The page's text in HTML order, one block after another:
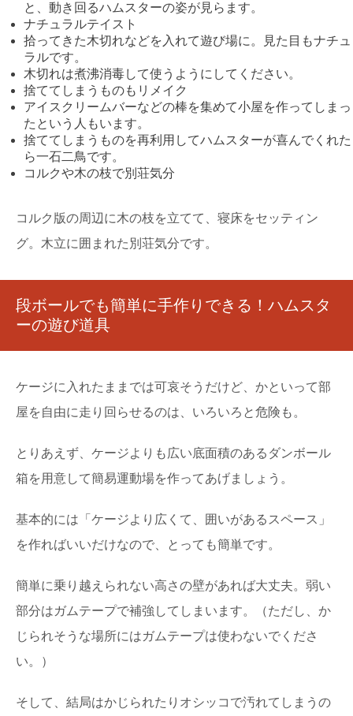
と、動き回るハムスターの姿が見らます。
ナチュラルテイスト
拾ってきた木切れなどを入れて遊び場に。見た目もナチュ
ラルです。
木切れは煮沸消毒して使うようにしてください。
捨ててしまうものもリメイク
アイスクリームバーなどの棒を集めて小屋を作ってしまっ
たという人もいます。
捨ててしまうものを再利用してハムスターが喜んでくれた
ら一石二鳥です。
コルクや木の枝で別荘気分
コルク版の周辺に木の枝を立てて、寝床をセッティン
グ。木立に囲まれた別荘気分です。
段ボールでも簡単に手作りできる！ハムスタ
ーの遊び道具
ケージに入れたままでは可哀そうだけど、かといって部
屋を自由に走り回らせるのは、いろいろと危険も。
とりあえず、ケージよりも広い底面積のあるダンボール
箱を用意して簡易運動場を作ってあげましょう。
基本的には「ケージより広くて、囲いがあるスペース」
を作ればいいだけなので、とっても簡単です。
簡単に乗り越えられない高さの壁があれば大丈夫。弱い
部分はガムテープで補強してしまいます。（ただし、か
じられそうな場所にはガムテープは使わないでくださ
い。）
そして、結局はかじられたりオシッコで汚れてしまうの